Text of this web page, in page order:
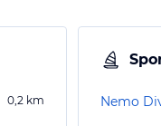
0,2 km Nemo